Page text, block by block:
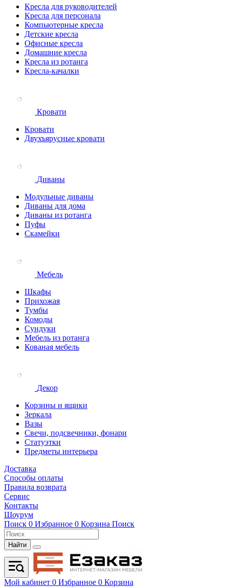
Кресла для руководителей
Кресла для персонала
Компьютерные кресла
Детские кресла
Офисные кресла
Домашние кресла
Кресла из ротанга
Кресла-качалки
Кровати
Кровати
Двухъярусные кровати
Диваны
Модульные диваны
Диваны для дома
Диваны из ротанга
Пуфы
Скамейки
Мебель
Шкафы
Прихожая
Тумбы
Комоды
Сундуки
Мебель из ротанга
Кованая мебель
Декор
Корзины и ящики
Зеркала
Вазы
Свечи, подсвечники, фонари
Статуэтки
Предметы интерьера
Доставка
Способы оплаты
Правила возврата
Сервис
Контакты
Шоурум
Поиск 0 Избранное 0 Корзина Поиск
Найти
Мой кабинет 0 Избранное 0 Корзина